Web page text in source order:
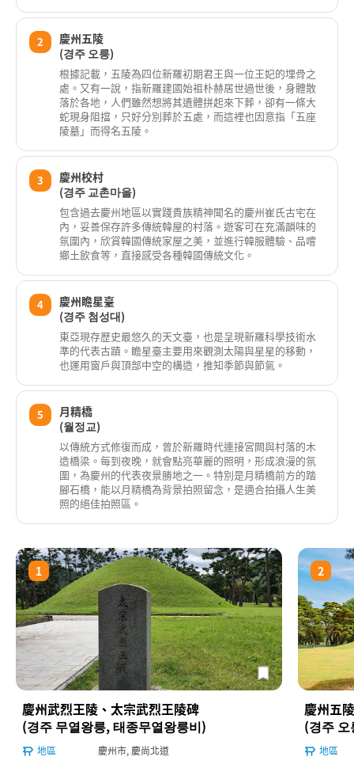
2
慶州五陵
(경주 오릉)
根據記載，五陵為四位新羅初期君王與一位王妃的埋骨之
處。又有一說，指新羅建國始祖朴赫居世過世後，身體散
落於各地，人們雖然想將其遺體拼起來下葬，卻有一條大
蛇現身阻擋，只好分別葬於五處，而這裡也因意指「五座
陵墓」而得名五陵。
3
慶州校村
(경주 교촌마을)
包含過去慶州地區以實踐貴族精神聞名的慶州崔氏古宅在
內，妥善保存許多傳統韓屋的村落。遊客可在充滿韻味的
氛圍內，欣賞韓國傳統家屋之美，並進行韓服體驗、品嚐
鄉土飲食等，直接感受各種韓國傳統文化。
4
慶州瞻星臺
(경주 첨성대)
東亞現存歷史最悠久的天文臺，也是呈現新羅科學技術水
準的代表古蹟。瞻星臺主要用來觀測太陽與星星的移動，
也運用窗戶與頂部中空的構造，推知季節與節氣。
5
月精橋
(월정교)
以傳統方式修復而成，曾於新羅時代連接宮闕與村落的木
造橋梁。每到夜晚，就會點亮華麗的照明，形成浪漫的氛
圍，為慶州的代表夜景勝地之一。特別是月精橋前方的踏
腳石橋，能以月精橋為背景拍照留念，是適合拍攝人生美
照的絕佳拍照區。
1
慶州武烈王陵、太宗武烈王陵碑
(경주 무열왕릉, 태종무열왕릉비)
地區 慶州市, 慶尚北道
2
慶州五陵
(경주 오
地區